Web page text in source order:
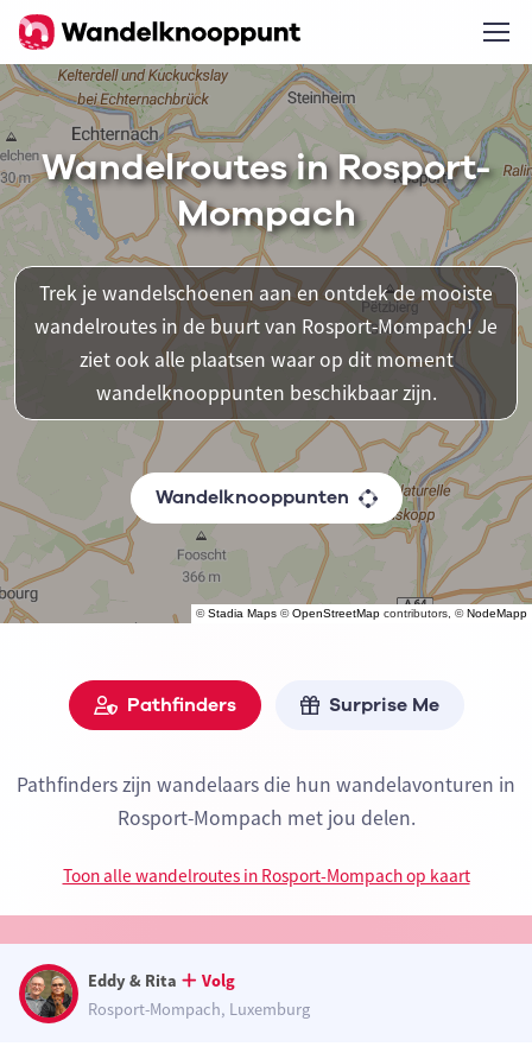
©Stadia Maps ©OpenStreetMap contributors, ©NodeMapp
Wandelroutes in Rosport-
Mompach
Trek je wandelschoenen aan en ontdek de mooiste
wandelroutes in de buurt van Rosport-Mompach! Je
ziet ook alle plaatsen waar op dit moment
wandelknooppunten beschikbaar zijn.
Wandelknooppunten
Pathfinders Surprise Me
Pathfinders zijn wandelaars die hun wandelavonturen in
Rosport-Mompach met jou delen.
Toon alle wandelroutes in Rosport-Mompach op kaart
Eddy & Rita
Volg
Rosport-Mompach, Luxemburg